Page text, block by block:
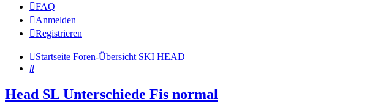
FAQ
Anmelden
Registrieren
Startseite Foren-Übersicht SKI HEAD
Suche
Head SL Unterschiede Fis normal